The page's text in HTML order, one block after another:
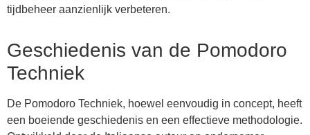
tijdbeheer aanzienlijk verbeteren.
Geschiedenis van de Pomodoro
Techniek
De Pomodoro Techniek, hoewel eenvoudig in concept, heeft
een boeiende geschiedenis en een effectieve methodologie.